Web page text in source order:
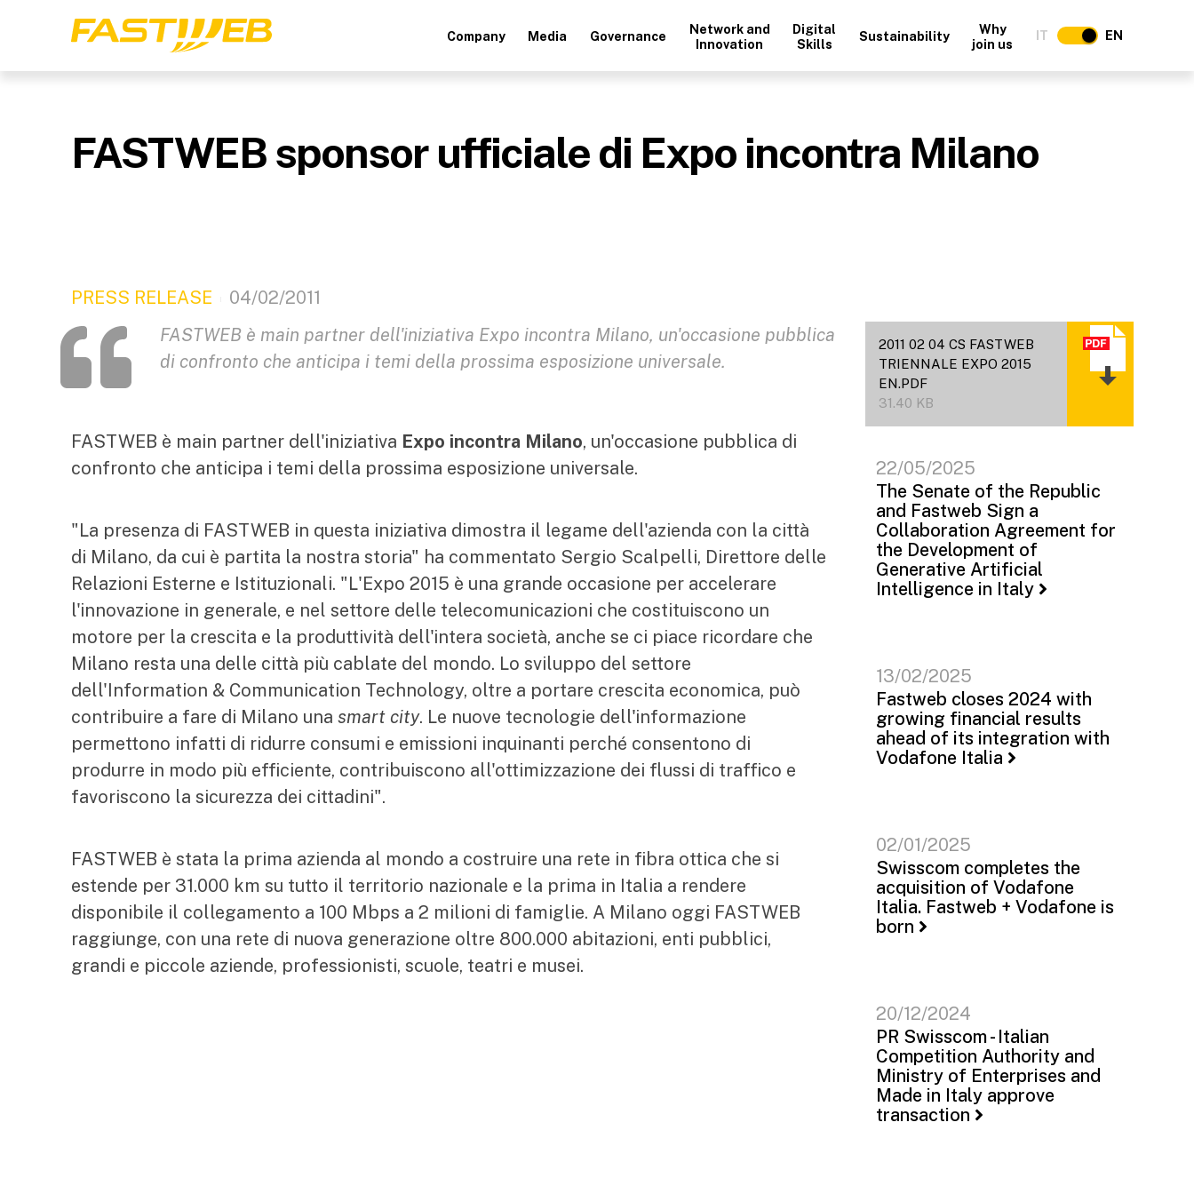
Company Media Governance
Network and
Innovation
Digital
Skills
Sustainability
Why
join us
IT EN
FASTWEB sponsor ufficiale di Expo incontra Milano
PRESS RELEASE
04/02/2011
FASTWEB è main partner dell'iniziativa Expo incontra Milano, un'occasione pubblica
di confronto che anticipa i temi della prossima esposizione universale.
FASTWEB è main partner dell'iniziativa Expo incontra Milano, un'occasione pubblica di
confronto che anticipa i temi della prossima esposizione universale.
"La presenza di FASTWEB in questa iniziativa dimostra il legame dell'azienda con la città
di Milano, da cui è partita la nostra storia" ha commentato Sergio Scalpelli, Direttore delle
Relazioni Esterne e Istituzionali. "L'Expo 2015 è una grande occasione per accelerare
l'innovazione in generale, e nel settore delle telecomunicazioni che costituiscono un
motore per la crescita e la produttività dell'intera società, anche se ci piace ricordare che
Milano resta una delle città più cablate del mondo. Lo sviluppo del settore
dell'Information & Communication Technology, oltre a portare crescita economica, può
contribuire a fare di Milano una smart city. Le nuove tecnologie dell'informazione
permettono infatti di ridurre consumi e emissioni inquinanti perché consentono di
produrre in modo più efficiente, contribuiscono all'ottimizzazione dei flussi di traffico e
favoriscono la sicurezza dei cittadini".
FASTWEB è stata la prima azienda al mondo a costruire una rete in fibra ottica che si
estende per 31.000 km su tutto il territorio nazionale e la prima in Italia a rendere
disponibile il collegamento a 100 Mbps a 2 milioni di famiglie. A Milano oggi FASTWEB
raggiunge, con una rete di nuova generazione oltre 800.000 abitazioni, enti pubblici,
grandi e piccole aziende, professionisti, scuole, teatri e musei.
2011 02 04 CS FASTWEB
TRIENNALE EXPO 2015
EN.PDF
31.40 KB
22/05/2025
The Senate of the Republic
and Fastweb Sign a
Collaboration Agreement for
the Development of
Generative Artificial
Intelligence in Italy
13/02/2025
Fastweb closes 2024 with
growing financial results
ahead of its integration with
Vodafone Italia
02/01/2025
Swisscom completes the
acquisition of Vodafone
Italia. Fastweb + Vodafone is
born
20/12/2024
PR Swisscom - Italian
Competition Authority and
Ministry of Enterprises and
Made in Italy approve
transaction